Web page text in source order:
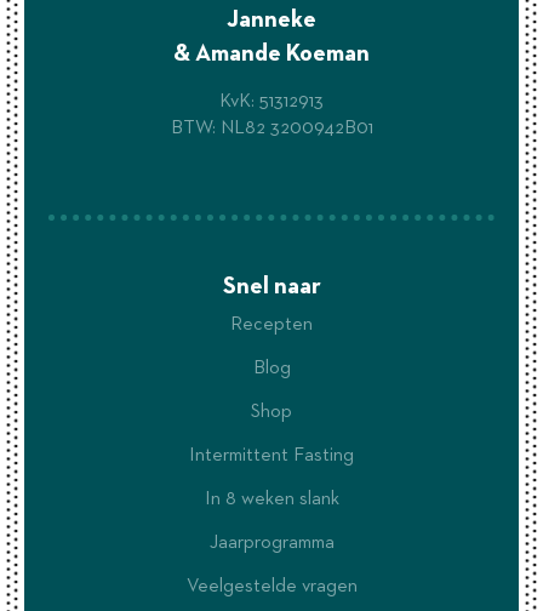
Janneke
& Amande Koeman
KvK: 51312913
BTW: NL82 3200942B01
Snel naar
Recepten
Blog
Shop
Intermittent Fasting
In 8 weken slank
Jaarprogramma
Veelgestelde vragen